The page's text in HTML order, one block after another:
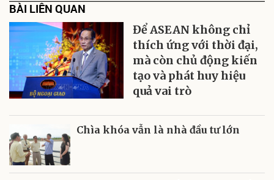
BÀI LIÊN QUAN
Để ASEAN không chỉ
thích ứng với thời đại,
mà còn chủ động kiến
tạo và phát huy hiệu
quả vai trò
Chìa khóa vẫn là nhà đầu tư lớn